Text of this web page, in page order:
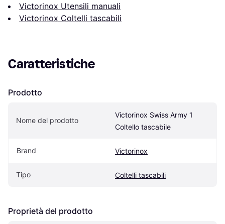
Victorinox Utensili manuali
Victorinox Coltelli tascabili
Caratteristiche
Prodotto
Nome del prodotto
Victorinox Swiss Army 1
Coltello tascabile
Brand Victorinox
Tipo Coltelli tascabili
Proprietà del prodotto